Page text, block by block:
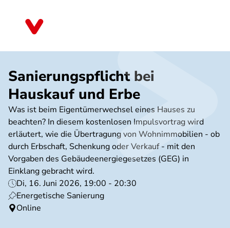
Sanierungspflicht bei
Hauskauf und Erbe
Was ist beim Eigentümerwechsel eines Hauses zu
beachten? In diesem kostenlosen Impulsvortrag wird
erläutert, wie die Übertragung von Wohnimmobilien - ob
durch Erbschaft, Schenkung oder Verkauf - mit den
Vorgaben des Gebäudeenergiegesetzes (GEG) in
Einklang gebracht wird.
Di, 16. Juni 2026, 19:00 - 20:30
Energetische Sanierung
Online